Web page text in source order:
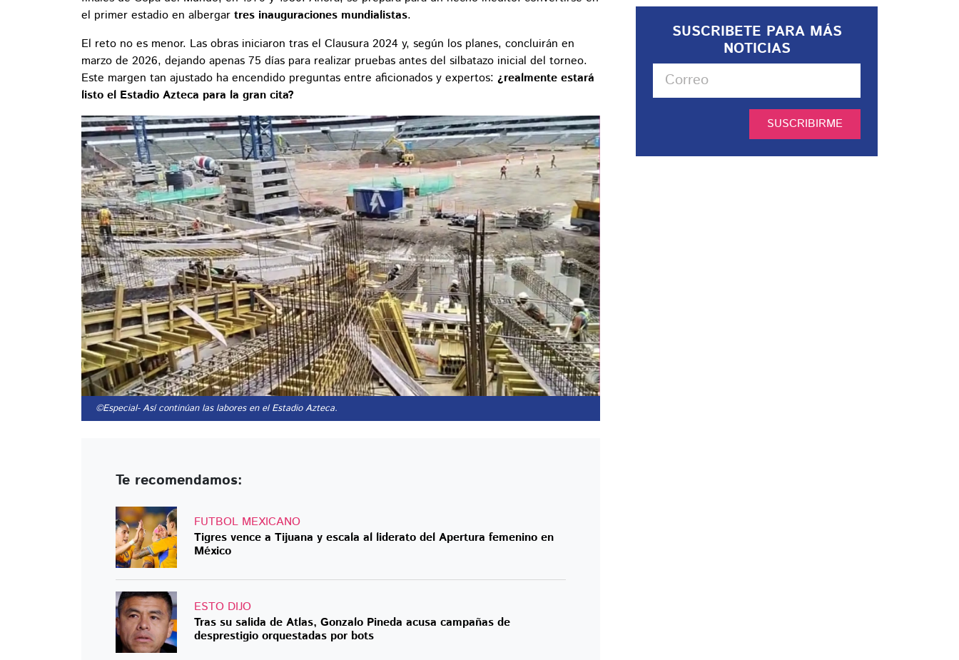
el primer estadio en albergar tres inauguraciones mundialistas.
El reto no es menor. Las obras iniciaron tras el Clausura 2024 y, según los planes, concluirán en
marzo de 2026, dejando apenas 75 días para realizar pruebas antes del silbatazo inicial del torneo.
Este margen tan ajustado ha encendido preguntas entre aficionados y expertos: ¿realmente estará
listo el Estadio Azteca para la gran cita?
©Especial- Así continúan las labores en el Estadio Azteca.
Te recomendamos:
FUTBOL MEXICANO
Tigres vence a Tijuana y escala al liderato del Apertura femenino en
México
ESTO DIJO
Tras su salida de Atlas, Gonzalo Pineda acusa campañas de
desprestigio orquestadas por bots
SUSCRIBETE PARA MÁS
NOTICIAS
SUSCRIBIRME